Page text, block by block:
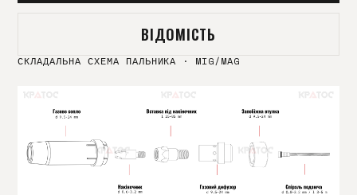
ВІДОМІСТЬ
СКЛАДАЛЬНА СХЕМА ПАЛЬНИКА · MIG/MAG